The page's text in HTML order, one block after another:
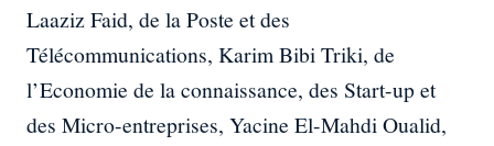
Laaziz Faid, de la Poste et des
Télécommunications, Karim Bibi Triki, de
l’Economie de la connaissance, des Start-up et
des Micro-entreprises, Yacine El-Mahdi Oualid,